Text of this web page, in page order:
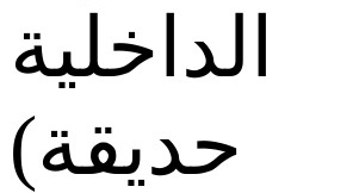
الداخلية
(حديقة